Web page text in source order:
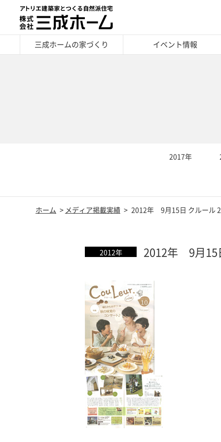
三成ホームの家づくり イベント情報
2017年
ホーム メディア掲載実績 2012年 9月15日 クルール
2012年 2012年 9月15